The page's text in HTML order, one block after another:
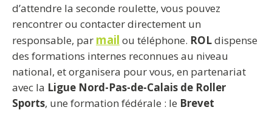
d’attendre la seconde roulette, vous pouvez
rencontrer ou contacter directement un
responsable, par mail ou téléphone. ROLdispense
des formations internes reconnues au niveau
national, et organisera pour vous, en partenariat
avec la Ligue Nord-Pas-de-Calais de Roller
Sports, une formation fédérale : le Brevet